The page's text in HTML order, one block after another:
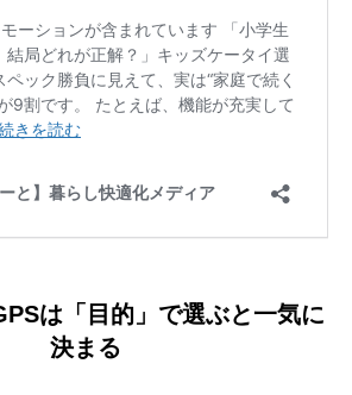
は「目的」で選ぶと一気に
決まる